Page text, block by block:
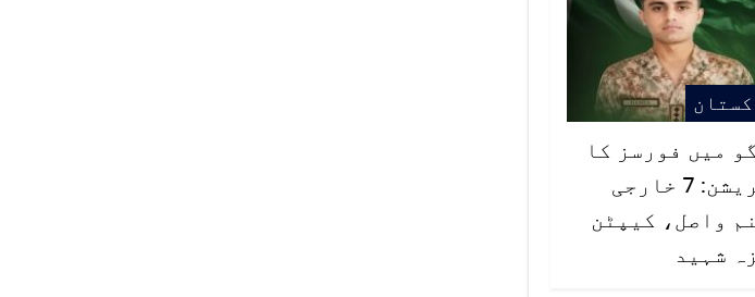
میں فورسز کا
آپریشن: 7 خارجی
واصل، کیپٹن
شہید